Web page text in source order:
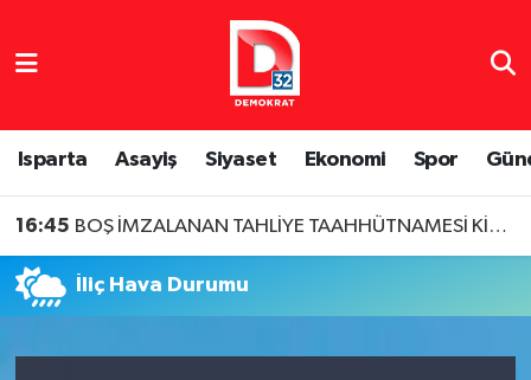
Isparta Asayiş Siyaset Ekonomi Spor
16:45 BOŞ İMZALANAN TAHLİYE TAAHHÜTNAMESİ KİRACIYI ZOR DURUMDA BIRAKABİLİR
İliç Hava Durumu
Isparta Nöbetçi Eczaneler
Isparta Hava Durumu
Isparta Trafik Yoğunluk Haritası